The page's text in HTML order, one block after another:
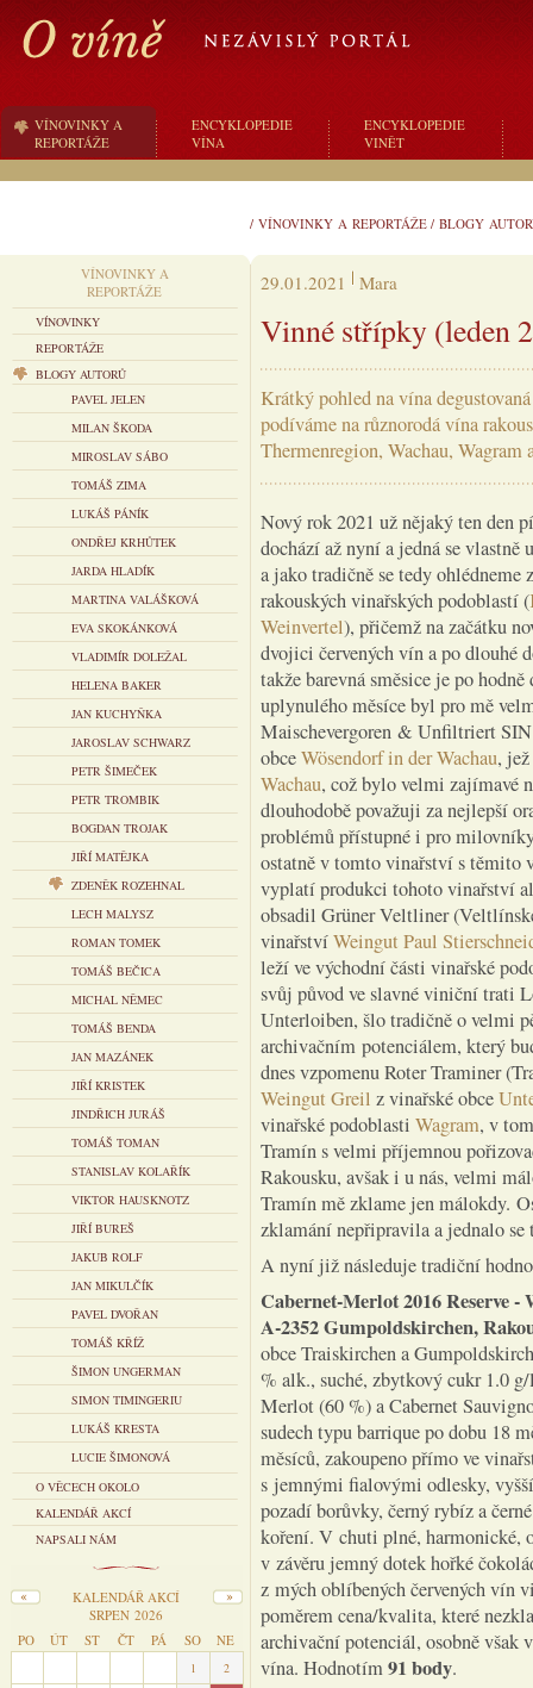
VÍNOVINKY A
REPORTÁŽE
ENCYKLOPEDIE
VÍNA
ENCYKLOPEDIE
VINĚT
/ VÍNOVINKY A REPORTÁŽE / BLOGY
VÍNOVINKY A
REPORTÁŽE
VÍNOVINKY
REPORTÁŽE
BLOGY AUTORŮ
PAVEL JELEN
MILAN ŠKODA
MIROSLAV SÁBO
TOMÁŠ ZIMA
LUKÁŠ PÁNÍK
ONDŘEJ KRHŮTEK
JARDA HLADÍK
MARTINA VALÁŠKOVÁ
EVA SKOKÁNKOVÁ
VLADIMÍR DOLEŽAL
HELENA BAKER
JAN KUCHYŇKA
JAROSLAV SCHWARZ
PETR ŠIMEČEK
PETR TROMBIK
BOGDAN TROJAK
JIŘÍ MATĚJKA
ZDENĚK ROZEHNAL
LECH MALYSZ
ROMAN TOMEK
TOMÁŠ BEČICA
MICHAL NĚMEC
TOMÁŠ BENDA
JAN MAZÁNEK
JIŘÍ KRISTEK
JINDŘICH JURÁŠ
TOMÁŠ TOMAN
STANISLAV KOLAŘÍK
VIKTOR HAUSKNOTZ
JIŘÍ BUREŠ
JAKUB ROLF
JAN MIKULČÍK
PAVEL DVOŘAN
TOMÁŠ KŘÍŽ
ŠIMON UNGERMAN
SIMON TIMINGERIU
LUKÁŠ KRESTA
LUCIE ŠIMONOVÁ
O VĚCECH OKOLO
KALENDÁŘ AKCÍ
NAPSALI NÁM
KALENDÁŘ AKCÍ
SRPEN 2026
PO
ÚT ST ČT PÁ SO NE
1
2
29.01.2021 Mara
Vinné střípky (leden
Krátký pohled na vína
podíváme na různorodá vína
Thermenregion, Wachau, Wagram
Nový rok 2021 už nějaký ten den
dochází až nyní a jedná se
a jako tradičně se tedy
rakouských vinařských podoblastí (
Weinvertel), přičemž na začátku
dvojici červených vín a po dlouhé
takže barevná směsice je po
uplynulého měsíce byl pro mě
Maischevergoren & Unfiltriert
obceWösendorf in der Wachau,
Wachau, což bylo velmi zajímavé
dlouhodobě považuji za nejlepší
problémů přístupné i pro
ostatně v tomto vinařství s těmito
vyplatí produkci tohoto vinařství
obsadil Grüner Veltliner
vinařstvíWeingut Paul
leží ve východní části vinařské
svůj původ ve slavné viniční trati
Unterloiben, šlo tradičně o velmi
archivačním potenciálem, který
dnes vzpomenu Roter Traminer
Weingut Greil z vinařské obce
vinařské podoblasti Wagram, v
Tramín s velmi příjemnou
Rakousku, avšak i u nás, velmi
Tramín mě zklame jen málokdy.
zklamání nepřipravila a jednalo
A nyní již následuje tradiční
Cabernet-Merlot 2016 Reserve
A-2352 Gumpoldskirchen,
obce Traiskirchen a
% alk., suché, zbytkový cukr 1.0
Merlot (60 %) a Cabernet
sudech typu barrique po dobu 18
měsíců, zakoupeno přímo ve
s jemnými fialovými odlesky,
pozadí borůvky, černý rybíz a
koření. V chuti plné, harmonické,
v závěru jemný dotek hořké
z mých oblíbených červených vín
poměrem cena/kvalita, které
archivační potenciál, osobně
vína. Hodnotím91 body.